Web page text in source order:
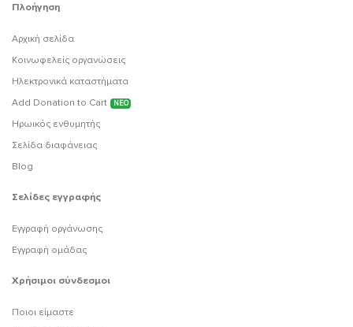
Πλοήγηση
Αρχική σελίδα
Κοινωφελείς οργανώσεις
Ηλεκτρονικά καταστήματα
Add Donation to Cart
ΝΕΟ
Ηρωικός ενθυμητής
Σελίδα διαφάνειας
Blog
Σελίδες εγγραφής
Εγγραφή οργάνωσης
Εγγραφή ομάδας
Χρήσιμοι σύνδεσμοι
Ποιοι είμαστε